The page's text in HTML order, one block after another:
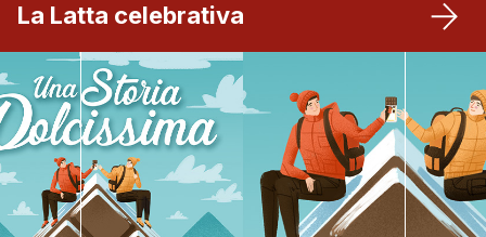
La Latta celebrativa
Partnership